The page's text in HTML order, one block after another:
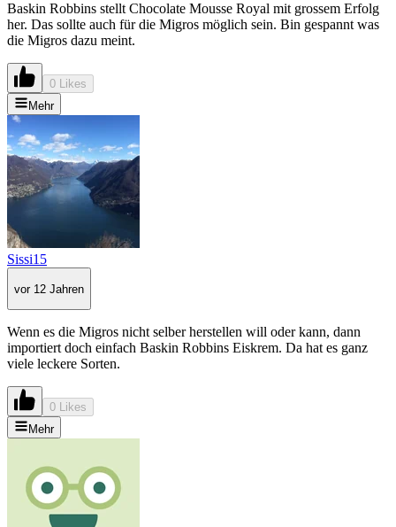
Baskin Robbins stellt Chocolate Mousse Royal mit grossem Erfolg
her. Das sollte auch für die Migros möglich sein. Bin gespannt was
die Migros dazu meint.
0 Likes
Mehr
Sissi15
vor 12 Jahren
Wenn es die Migros nicht selber herstellen will oder kann, dann
importiert doch einfach Baskin Robbins Eiskrem. Da hat es ganz
viele leckere Sorten.
0 Likes
Mehr